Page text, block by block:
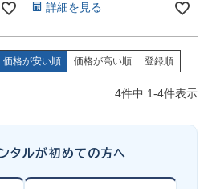
詳細を見る
価格が安い順 価格が高い順 登録順
4件中 1-4件表示
タルが初めての方へ